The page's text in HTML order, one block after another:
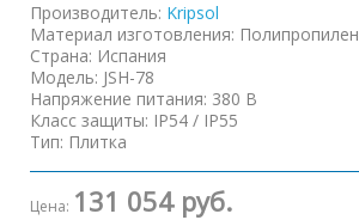
Производитель: Kripsol
Материал изготовления: Полипропилен
Страна: Испания
Модель: JSH-78
Напряжение питания: 380 В
Класс защиты: IP54 / IP55
Тип: Плитка
Цена: 131 054 руб.